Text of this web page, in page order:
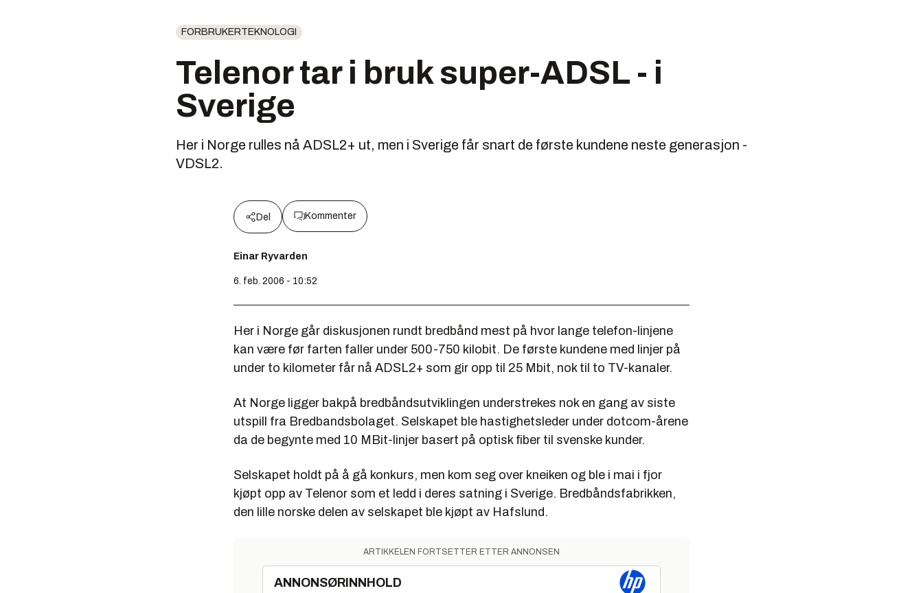
FORBRUKERTEKNOLOGI
Telenor tar i bruk super-ADSL - i
Sverige
Her i Norge rulles nå ADSL2+ ut, men i Sverige får snart de første kundene neste generasjon -
VDSL2.
Del Kommenter
Einar Ryvarden
6. feb. 2006 - 10:52
Her i Norge går diskusjonen rundt bredbånd mest på hvor lange telefon-linjene
kan være før farten faller under 500-750 kilobit. De første kundene med linjer på
under to kilometer får nå ADSL2+ som gir opp til 25 Mbit, nok til to TV-kanaler.
At Norge ligger bakpå bredbåndsutviklingen understrekes nok en gang av siste
utspill fra Bredbandsbolaget. Selskapet ble hastighetsleder under dotcom-årene
da de begynte med 10 MBit-linjer basert på optisk fiber til svenske kunder.
Selskapet holdt på å gå konkurs, men kom seg over kneiken og ble i mai i fjor
kjøpt opp av Telenor som et ledd i deres satning i Sverige. Bredbåndsfabrikken,
den lille norske delen av selskapet ble kjøpt av Hafslund.
ARTIKKELEN FORTSETTER ETTER ANNONSEN
ANNONSØRINNHOLD